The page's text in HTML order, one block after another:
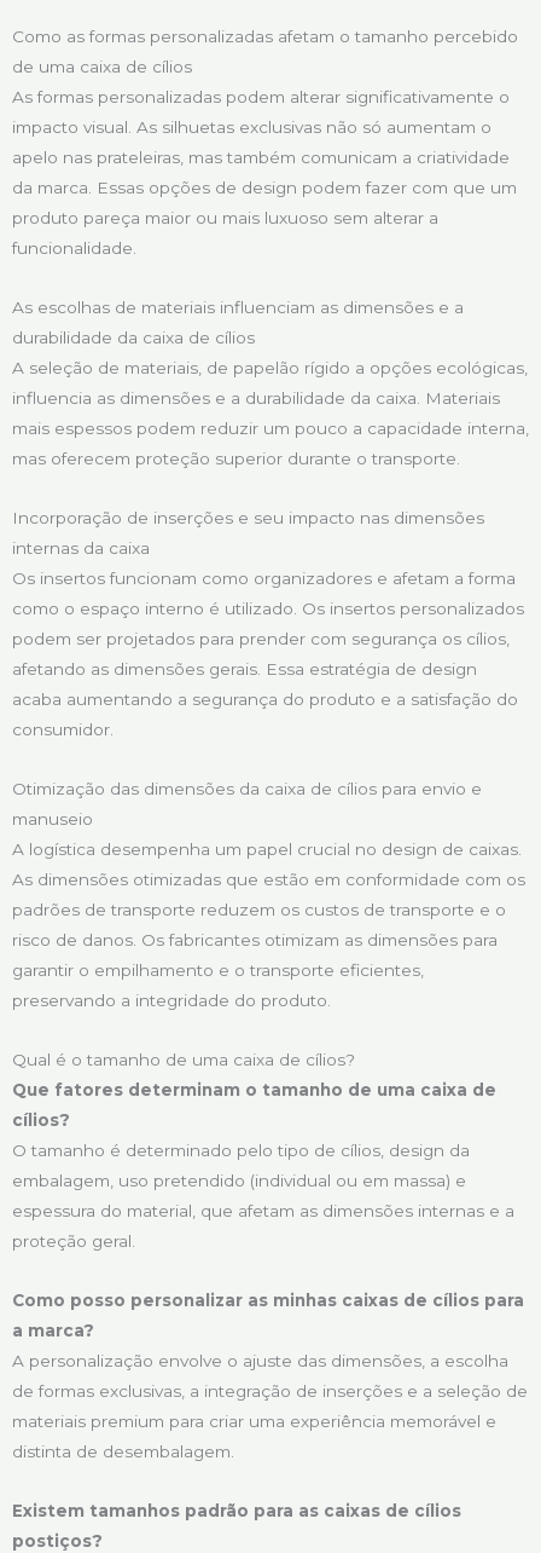
Como as formas personalizadas afetam o tamanho percebido
de uma caixa de cílios
As formas personalizadas podem alterar significativamente o
impacto visual. As silhuetas exclusivas não só aumentam o
apelo nas prateleiras, mas também comunicam a criatividade
da marca. Essas opções de design podem fazer com que um
produto pareça maior ou mais luxuoso sem alterar a
funcionalidade.
As escolhas de materiais influenciam as dimensões e a
durabilidade da caixa de cílios
A seleção de materiais, de papelão rígido a opções ecológicas,
influencia as dimensões e a durabilidade da caixa. Materiais
mais espessos podem reduzir um pouco a capacidade interna,
mas oferecem proteção superior durante o transporte.
Incorporação de inserções e seu impacto nas dimensões
internas da caixa
Os insertos funcionam como organizadores e afetam a forma
como o espaço interno é utilizado. Os insertos personalizados
podem ser projetados para prender com segurança os cílios,
afetando as dimensões gerais. Essa estratégia de design
acaba aumentando a segurança do produto e a satisfação do
consumidor.
Otimização das dimensões da caixa de cílios para envio e
manuseio
A logística desempenha um papel crucial no design de caixas.
As dimensões otimizadas que estão em conformidade com os
padrões de transporte reduzem os custos de transporte e o
risco de danos. Os fabricantes otimizam as dimensões para
garantir o empilhamento e o transporte eficientes,
preservando a integridade do produto.
Qual é o tamanho de uma caixa de cílios?
Que fatores determinam o tamanho de uma caixa de
cílios?
O tamanho é determinado pelo tipo de cílios, design da
embalagem, uso pretendido (individual ou em massa) e
espessura do material, que afetam as dimensões internas e a
proteção geral.
Como posso personalizar as minhas caixas de cílios para
a marca?
A personalização envolve o ajuste das dimensões, a escolha
de formas exclusivas, a integração de inserções e a seleção de
materiais premium para criar uma experiência memorável e
distinta de desembalagem.
Existem tamanhos padrão para as caixas de cílios
postiços?